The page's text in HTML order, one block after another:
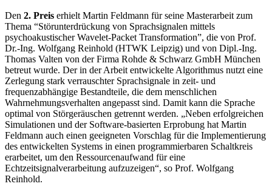
Den 2. Preis erhielt Martin Feldmann für seine Masterarbeit zum
Thema “Störunterdrückung von Sprachsignalen mittels
psychoakustischer Wavelet-Packet Transformation”, die von Prof.
Dr.-Ing. Wolfgang Reinhold (HTWK Leipzig) und von Dipl.-Ing.
Thomas Valten von der Firma Rohde & Schwarz GmbH München
betreut wurde. Der in der Arbeit entwickelte Algorithmus nutzt eine
Zerlegung stark verrauschter Sprachsignale in zeit- und
frequenzabhängige Bestandteile, die dem menschlichen
Wahrnehmungsverhalten angepasst sind. Damit kann die Sprache
optimal von Störgeräuschen getrennt werden. „Neben erfolgreichen
Simulationen und der Software-basierten Erprobung hat Martin
Feldmann auch einen geeigneten Vorschlag für die Implementierung
des entwickelten Systems in einen programmierbaren Schaltkreis
erarbeitet, um den Ressourcenaufwand für eine
Echtzeitsignalverarbeitung aufzuzeigen“, so Prof. Wolfgang
Reinhold.